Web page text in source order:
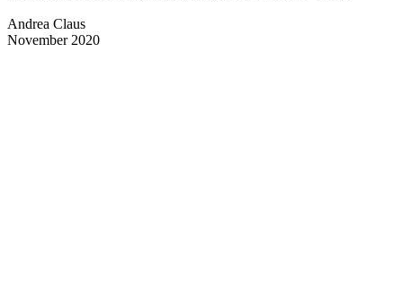
Andrea Claus
November 2020